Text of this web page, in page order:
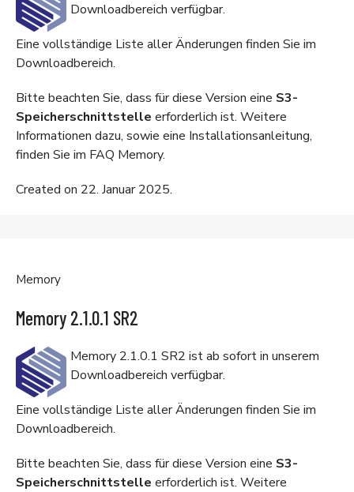
Downloadbereich verfügbar.
Eine vollständige Liste aller Änderungen finden Sie im
Downloadbereich.
Bitte beachten Sie, dass für diese Version eine S3-
Speicherschnittstelle erforderlich ist. Weitere
Informationen dazu, sowie eine Installationsanleitung,
finden Sie im FAQ Memory.
Created on 22. Januar 2025.
Memory
Memory 2.1.0.1 SR2
Memory 2.1.0.1 SR2 ist ab sofort in unserem
Downloadbereich verfügbar.
Eine vollständige Liste aller Änderungen finden Sie im
Downloadbereich.
Bitte beachten Sie, dass für diese Version eine S3-
Speicherschnittstelle erforderlich ist. Weitere